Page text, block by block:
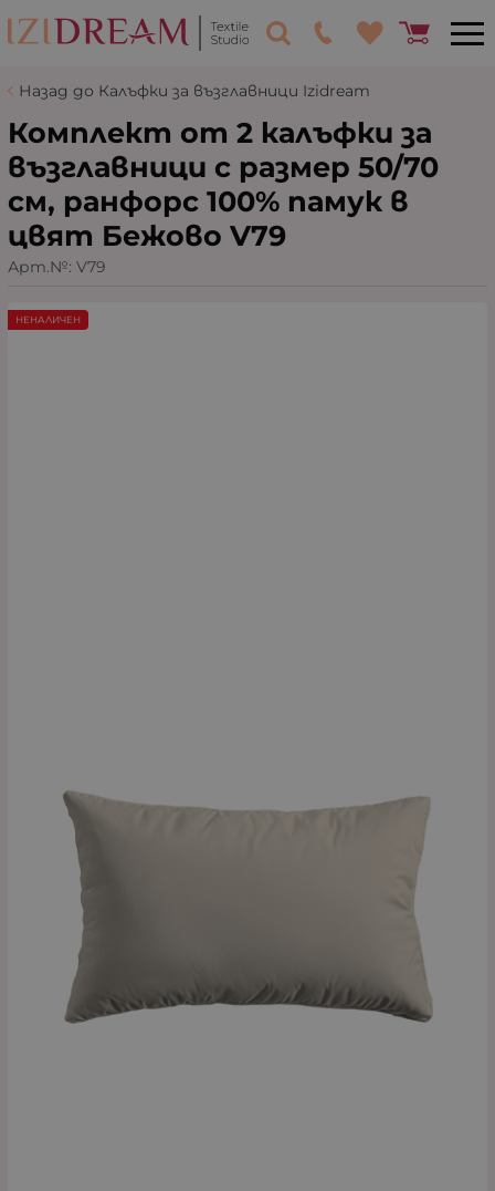
Назад до Калъфки за възглавници Izidream
Комплект от 2 калъфки за
възглавници с размер 50/70
см, ранфорс 100% памук в
цвят Бежово V79
Арт.№: V79
НЕНАЛИЧЕН